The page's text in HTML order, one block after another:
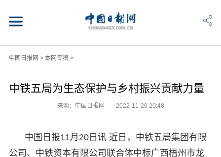
中国日报网 > 本网专稿>
中铁五局为生态保护与乡村振兴贡献力量
来源：中国日报网 2022-11-20 20:48
中国日报11月20日讯 近日，中铁五局集团有限
公司、中铁资本有限公司联合体中标广西梧州市龙